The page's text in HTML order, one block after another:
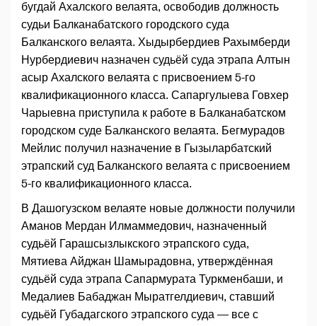
бугдай Ахалского велаята, освободив должность
судьи Балканабатского городского суда
Балканского велаята. Хыдырбердиев Рахымберди
Нурбердиевич назначен судьёй суда этрапа Алтын
асыр Ахалского велаята с присвоением 5-го
квалификационного класса. Сапаргулыева Говхер
Чарыевна приступила к работе в Балканабатском
городском суде Балканского велаята. Бегмурадов
Мейлис получил назначение в Гызыларбатский
этрапский суд Балканского велаята с присвоением
5-го квалификационного класса.
В Дашогузском велаяте новые должности получили
Аманов Мердан Илмаммедович, назначенный
судьёй Гарашсызлыкского этрапского суда,
Мятиева Айджан Шамырадовна, утверждённая
судьёй суда этрапа Сапармурата Туркменбаши, и
Медалиев Бабаджан Мыратгелдиевич, ставший
судьёй Губадагского этрапского суда — все с